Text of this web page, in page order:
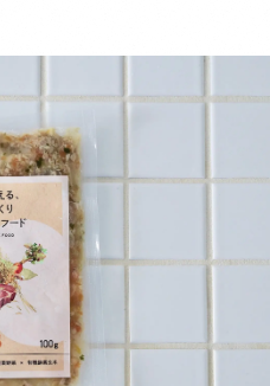
サツマイモ末、脱脂米ぬか、かぼ
に乳成分を含む)】 Green 天然の
の香りが食欲をそそるスープ。パ
の口内環境をケアし、お腹の調子
ボウ末、脱脂米ぬか、昆布末、パ
一部に乳成分を含む)】 Blue 毎日
の栄養素が豊富な鰹節を使ったス
グルコサミンを配合し、日々の健
す。 【かつお節パウダー、乾燥
コラーゲンペプチド、N-アセチ
出物】 Purple Yellow Green Blue
質 13.7% 11.9% 18.8% 63.5% 粗
1.9% 2.4% 3.8% 0.6% 粗灰分